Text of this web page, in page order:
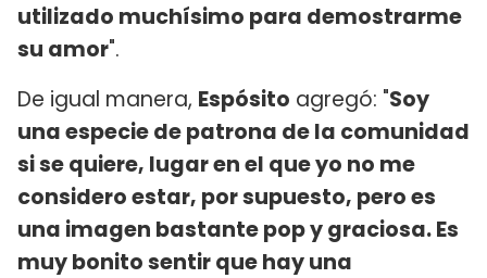
utilizado muchísimo para demostrarme
su amor".
De igual manera, Espósito agregó: "Soy
una especie de patrona de la comunidad
si se quiere, lugar en el que yo no me
considero estar, por supuesto, pero es
una imagen bastante pop y graciosa. Es
muy bonito sentir que hay una